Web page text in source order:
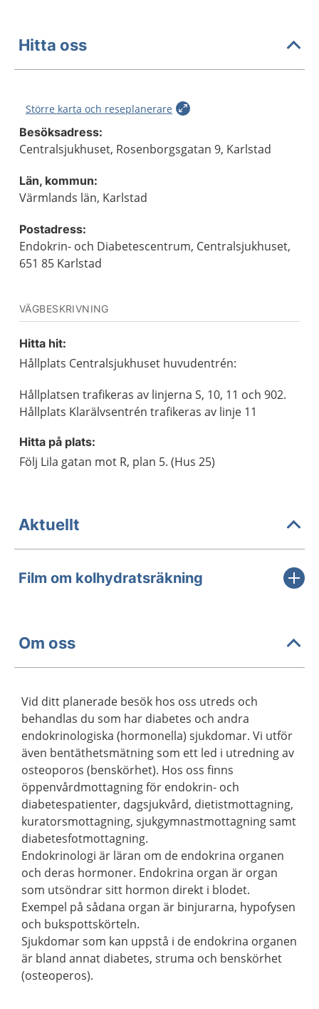
Hitta oss
Större karta och reseplanerare
Besöksadress:
Centralsjukhuset, Rosenborgsgatan 9, Karlstad
Län, kommun:
Värmlands län, Karlstad
Postadress:
Endokrin- och Diabetescentrum, Centralsjukhuset,
651 85 Karlstad
VÄGBESKRIVNING
Hitta hit:
Hållplats Centralsjukhuset huvudentrén:
Hållplatsen trafikeras av linjerna S, 10, 11 och 902.
Hållplats Klarälvsentrén trafikeras av linje 11
Hitta på plats:
Följ Lila gatan mot R, plan 5. (Hus 25)
Aktuellt
Film om kolhydratsräkning
Om oss
Vid ditt planerade besök hos oss utreds och
behandlas du som har diabetes och andra
endokrinologiska (hormonella) sjukdomar. Vi utför
även bentäthetsmätning som ett led i utredning av
osteoporos (benskörhet). Hos oss finns
öppenvårdmottagning för endokrin- och
diabetespatienter, dagsjukvård, dietistmottagning,
kuratorsmottagning, sjukgymnastmottagning samt
diabetesfotmottagning.
Endokrinologi är läran om de endokrina organen
och deras hormoner. Endokrina organ är organ
som utsöndrar sitt hormon direkt i blodet.
Exempel på sådana organ är binjurarna, hypofysen
och bukspottskörteln.
Sjukdomar som kan uppstå i de endokrina organen
är bland annat diabetes, struma och benskörhet
(osteoperos).